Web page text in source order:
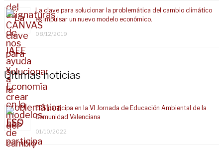
La clave para solucionar la problemática del cambio climático
es impulsar un nuevo modelo económico.
08/12/2019
Últimas noticias
EES participa en la VI Jornada de Educación Ambiental de la
Comunidad Valenciana
01/10/2022